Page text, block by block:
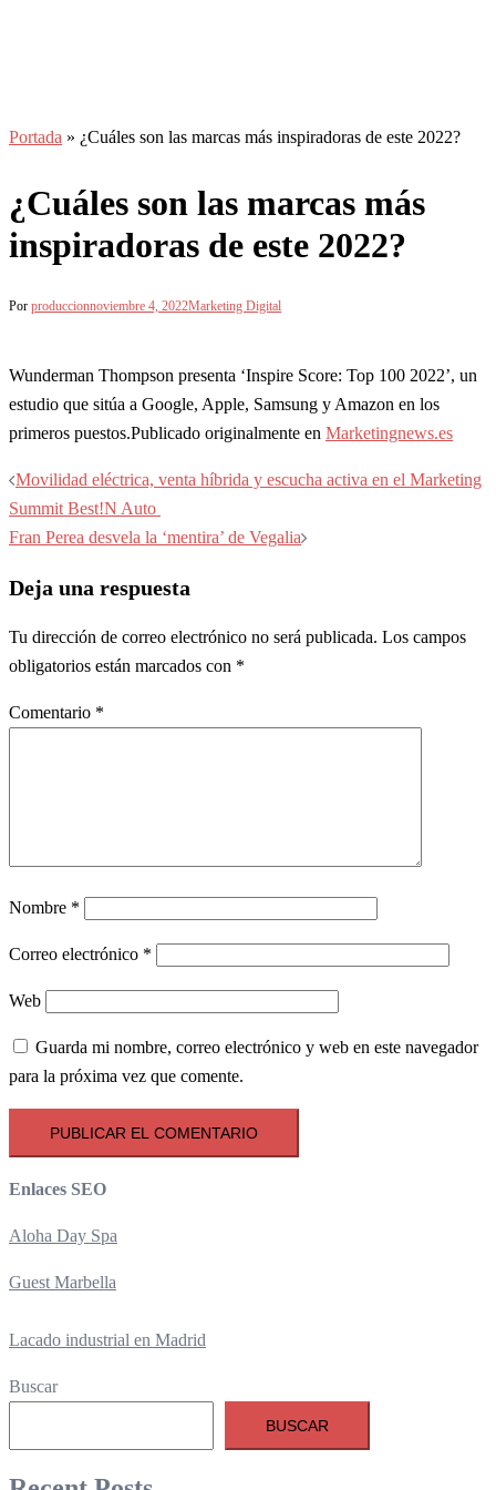
Portada » ¿Cuáles son las marcas más inspiradoras de este 2022?
¿Cuáles son las marcas más
inspiradoras de este 2022?
Por produccionnoviembre 4, 2022Marketing Digital
Wunderman Thompson presenta ‘Inspire Score: Top 100 2022’, un
estudio que sitúa a Google, Apple, Samsung y Amazon en los
primeros puestos.Publicado originalmente en Marketingnews.es
Navegación
de
entradas
Movilidad eléctrica, venta híbrida y escucha activa en el Marketing
Summit Best!N Auto
Fran Perea desvela la ‘mentira’ de Vegalia
Deja una respuesta
Tu dirección de correo electrónico no será publicada. Los campos
obligatorios están marcados con *
Comentario *
Nombre *
Correo electrónico *
Web
Guarda mi nombre, correo electrónico y web en este navegador
para la próxima vez que comente.
Enlaces SEO
Aloha Day Spa
Guest Marbella
Lacado industrial en Madrid
Buscar
BUSCAR